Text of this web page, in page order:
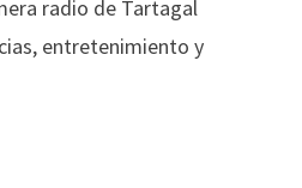
radio de Tartagal
entretenimiento y